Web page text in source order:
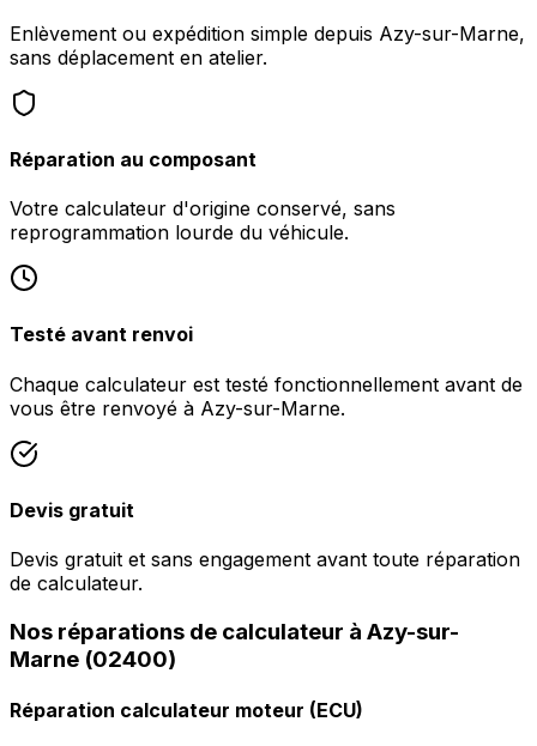
Enlèvement ou expédition simple depuis Azy-sur-Marne,
sans déplacement en atelier.
Réparation au composant
Votre calculateur d'origine conservé, sans
reprogrammation lourde du véhicule.
Testé avant renvoi
Chaque calculateur est testé fonctionnellement avant de
vous être renvoyé à Azy-sur-Marne.
Devis gratuit
Devis gratuit et sans engagement avant toute réparation
de calculateur.
Nos réparations de calculateur à Azy-sur-
Marne (02400)
Réparation calculateur moteur (ECU)